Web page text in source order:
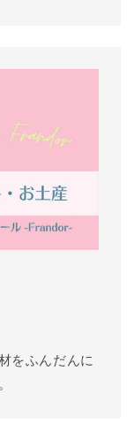
をふんだんに